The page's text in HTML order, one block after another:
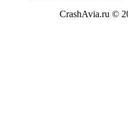
CrashAvia.ru ©